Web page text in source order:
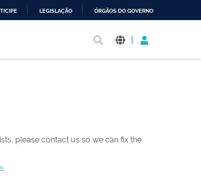
LEGISLAÇÃO ÓRGÃOS DO GOVERNO
|
please contact us so we can fix the